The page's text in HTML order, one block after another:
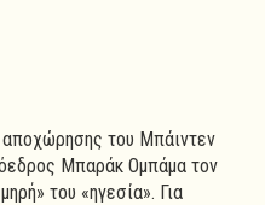
αποχώρησης του Μπάιντεν
Μπαράκ Ομπάμα τον
του «ηγεσία». Για